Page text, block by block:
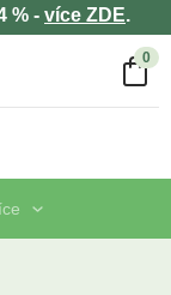
% - více ZDE.
0